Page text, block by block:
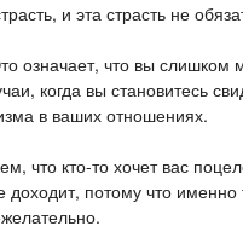
и эта страсть не
означает, что вы слишком
когда вы становитесь
в ваших отношениях.
что кто-то хочет вас
потому что